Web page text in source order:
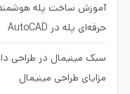
آموزش ساخت پله
حرفه‌ای پله در AutoCAD
سبک مینیمال در طراحی
مزایای طراحی مینیمال